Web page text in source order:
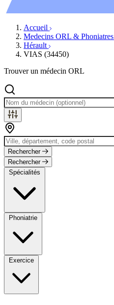
Accueil
Medecins ORL & Phoniatres
Hérault
VIAS (34450)
Trouver un médecin ORL
Rechercher
Rechercher
Spécialités
Phoniatrie
Exercice